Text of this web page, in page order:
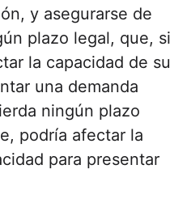
y asegurarse de
plazo legal, que, si
la capacidad de su
una demanda
ningún plazo
podría afectar la
para presentar